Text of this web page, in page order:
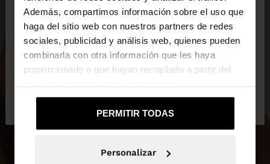
Además, compartimos información sobre el uso que
haga del sitio web con nuestros partners de redes
sociales, publicidad y análisis web, quienes pueden
combinarla con otra información que les haya
proporcionado o que hayan recopilado a partir del
PERMITIR TODAS
Personalizar
Estás accediendo a la web de Ecuador. ¿Quieres ir
a la web de United States?